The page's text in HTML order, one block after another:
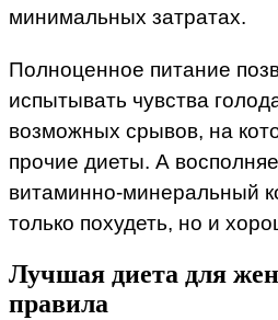
минимальных затратах.
Полноценное питание
испытывать чувства
возможных срывов, на
прочие диеты. А
витаминно-минеральный
только похудеть, но и
Лучшая диета для
правила